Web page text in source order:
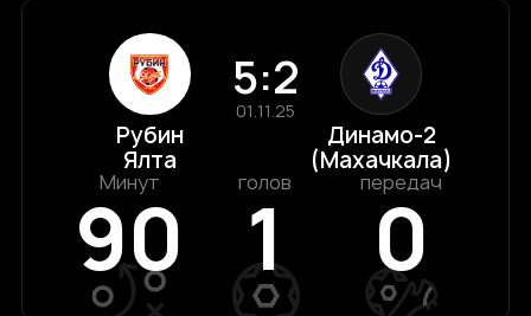
Рубин
Ялта
5:2
01.11.25
Динамо-2
(Махачкала)
Минут
90
голов
1
передач
0